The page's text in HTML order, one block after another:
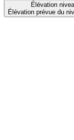
Élévation
Élévation prévue du